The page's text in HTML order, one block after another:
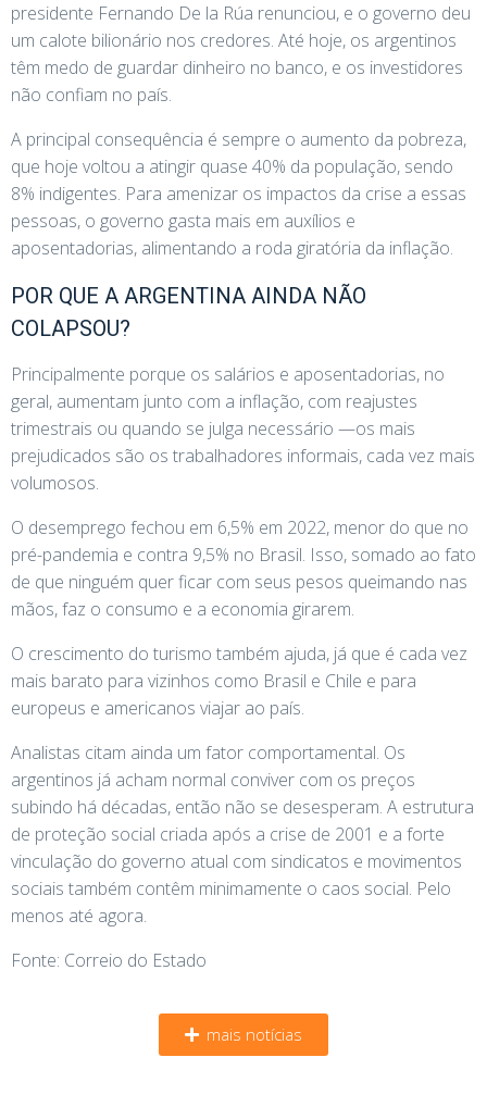
presidente Fernando De la Rúa renunciou, e o governo deu
um calote bilionário nos credores. Até hoje, os argentinos
têm medo de guardar dinheiro no banco, e os investidores
não confiam no país.
A principal consequência é sempre o aumento da pobreza,
que hoje voltou a atingir quase 40% da população, sendo
8% indigentes. Para amenizar os impactos da crise a essas
pessoas, o governo gasta mais em auxílios e
aposentadorias, alimentando a roda giratória da inflação.
POR QUE A ARGENTINA AINDA NÃO
COLAPSOU?
Principalmente porque os salários e aposentadorias, no
geral, aumentam junto com a inflação, com reajustes
trimestrais ou quando se julga necessário —os mais
prejudicados são os trabalhadores informais, cada vez mais
volumosos.
O desemprego fechou em 6,5% em 2022, menor do que no
pré-pandemia e contra 9,5% no Brasil. Isso, somado ao fato
de que ninguém quer ficar com seus pesos queimando nas
mãos, faz o consumo e a economia girarem.
O crescimento do turismo também ajuda, já que é cada vez
mais barato para vizinhos como Brasil e Chile e para
europeus e americanos viajar ao país.
Analistas citam ainda um fator comportamental. Os
argentinos já acham normal conviver com os preços
subindo há décadas, então não se desesperam. A estrutura
de proteção social criada após a crise de 2001 e a forte
vinculação do governo atual com sindicatos e movimentos
sociais também contêm minimamente o caos social. Pelo
menos até agora.
Fonte: Correio do Estado
mais notícias